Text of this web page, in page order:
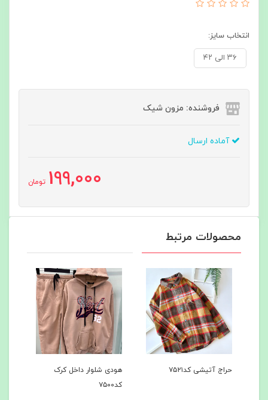
انتخاب سایز:
۳۶ الی ۴۲
فروشنده: مزون شیک
آماده ارسال
199,000 تومان
محصولات مرتبط
هودی شلوار داخل کرک
هودی شلوار داخل کرک
کد۷۴۹7